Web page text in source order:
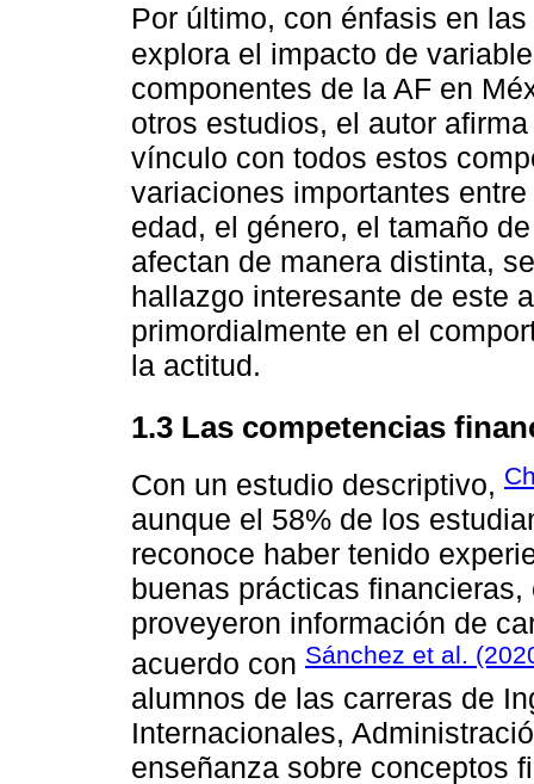
Por último, con énfasis en
explora el impacto de
componentes de la AF en
otros estudios, el autor
vínculo con todos estos
variaciones importantes
edad, el género, el tamaño
afectan de manera distinta,
hallazgo interesante de este
primordialmente en el
la actitud.
1.3 Las competencias
Con un estudio descriptivo,
aunque el 58% de los
reconoce haber tenido
buenas prácticas
proveyeron información de
acuerdo con Sánchez et al.
alumnos de las carreras de
Internacionales,
enseñanza sobre conceptos